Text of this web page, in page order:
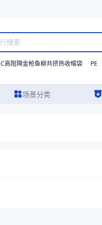
高阻隔金枪鱼柳共挤热收缩袋 PE
场景分类